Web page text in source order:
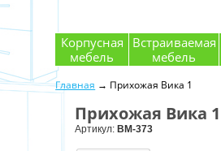
Корпусная
мебель
Встраиваемая
мебель
Главная → Прихожая Вика 1
Прихожая Вика 1
Артикул: ВМ-373